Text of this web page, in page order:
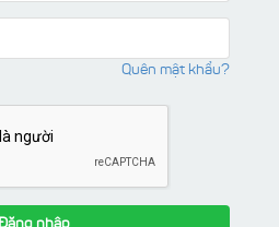
Quên mật khẩu?